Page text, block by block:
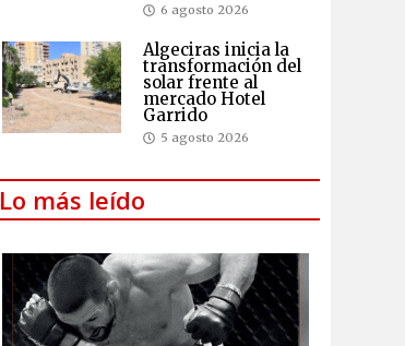
6 agosto 2026
Algeciras inicia la
transformación del
solar frente al
mercado Hotel
Garrido
5 agosto 2026
Lo más leído